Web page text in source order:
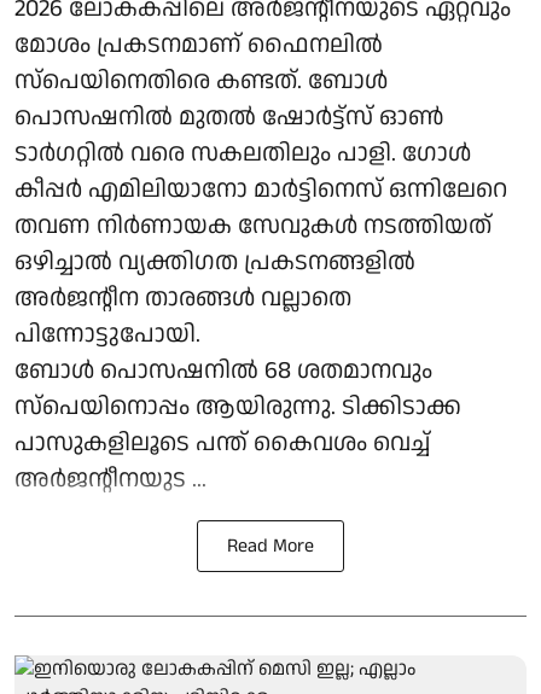
2026 ലോകകപ്പിലെ അർജന്റീനയുടെ ഏറ്റവും
മോശം പ്രകടനമാണ് ഫൈനലിൽ
സ്‌പെയിനെതിരെ കണ്ടത്. ബോൾ
പൊസഷനിൽ മുതൽ ഷോർട്ട്‌സ് ഓൺ
ടാർഗറ്റിൽ വരെ സകലതിലും പാളി. ഗോൾ
കീപ്പർ എമിലിയാനോ മാർട്ടിനെസ് ഒന്നിലേറെ
തവണ നിർണായക സേവുകൾ നടത്തിയത്
ഒഴിച്ചാൽ വ്യക്തിഗത പ്രകടനങ്ങളിൽ
അർജന്റീന താരങ്ങൾ വല്ലാതെ
പിന്നോട്ടുപോയി.
ബോൾ പൊസഷനിൽ 68 ശതമാനവും
സ്‌പെയിനൊപ്പം ആയിരുന്നു. ടിക്കിടാക്ക
പാസുകളിലൂടെ പന്ത് കൈവശം വെച്ച്
അർജന്റീനയുട ...
Read More